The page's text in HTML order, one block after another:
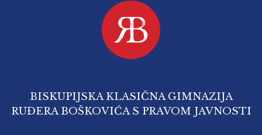
BISKUPIJSKA KLASIČNA GIMNAZIJA
RUĐERA BOŠKOVIĆA S PRAVOM JAVNOSTI